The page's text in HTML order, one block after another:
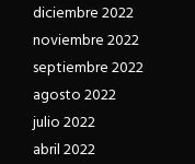
diciembre 2022
noviembre 2022
septiembre 2022
agosto 2022
julio 2022
abril 2022